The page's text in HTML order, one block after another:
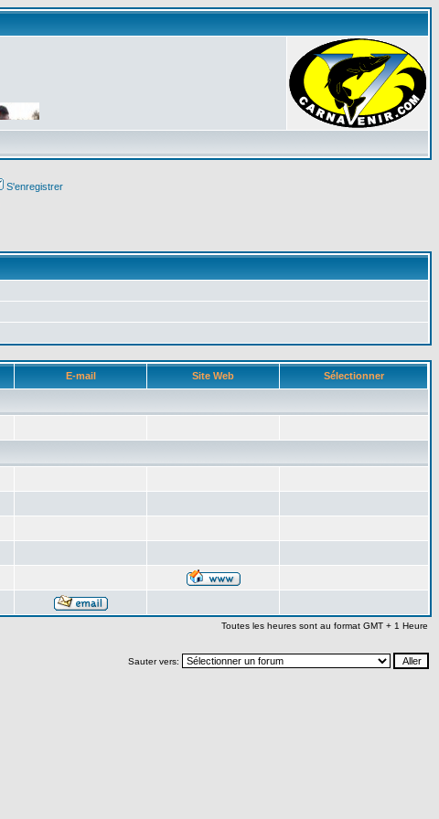
S'enregistrer
E-mail Site Web Sélectionner
Toutes les heures sont au format GMT + 1 Heure
Sauter vers: